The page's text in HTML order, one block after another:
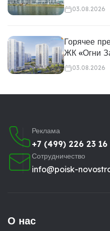
03.08.2026
Горячее
ЖК «Огни
03.08.2026
Реклама
+7 (499) 226 23 16
Сотрудничество
info@poisk-
О нас